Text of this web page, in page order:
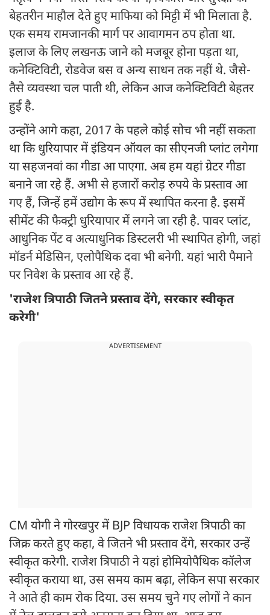
बेहतरीन माहौल देते हुए माफिया को मिट्टी में भी मिलाता है.
एक समय रामजानकी मार्ग पर आवागमन ठप होता था.
इलाज के लिए लखनऊ जाने को मजबूर होना पड़ता था,
कनेक्टिविटी, रोडवेज बस व अन्य साधन तक नहीं थे. जैसे-
तैसे व्यवस्था चल पाती थी, लेकिन आज कनेक्टिविटी बेहतर
हुई है.
उन्होंने आगे कहा, 2017 के पहले कोई सोच भी नहीं सकता
था कि धुरियापार में इंडियन ऑयल का सीएनजी प्लांट लगेगा
या सहजनवां का गीडा आ पाएगा. अब हम यहां ग्रेटर गीडा
बनाने जा रहे हैं. अभी से हजारों करोड़ रुपये के प्रस्ताव आ
गए हैं, जिन्हें हमें उद्योग के रूप में स्थापित करना है. इसमें
सीमेंट की फैक्ट्री धुरियापार में लगने जा रही है. पावर प्लांट,
आधुनिक पेंट व अत्याधुनिक डिस्टलरी भी स्थापित होगी, जहां
मॉडर्न मेडिसिन, एलोपैथिक दवा भी बनेगी. यहां भारी पैमाने
पर निवेश के प्रस्ताव आ रहे हैं.
'राजेश त्रिपाठी जितने प्रस्ताव देंगे, सरकार स्वीकृत
करेगी'
ADVERTISEMENT
CM योगी ने गोरखपुर में BJP विधायक राजेश त्रिपाठी का
जिक्र करते हुए कहा, वे जितने भी प्रस्ताव देंगे, सरकार उन्हें
स्वीकृत करेगी. राजेश त्रिपाठी ने यहां होमियोपैथिक कॉलेज
स्वीकृत कराया था, उस समय काम बढ़ा, लेकिन सपा सरकार
ने आते ही काम रोक दिया. उस समय चुने गए लोगों ने कान